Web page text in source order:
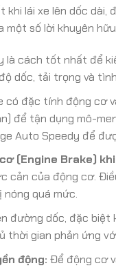
lái xe lên dốc
một số lời khuyên
là cách tốt nhất để
dốc, tải trọng và
có đặc tính động cơ
để tận dụng mô-
Auto Speedy để
(Engine Brake)
cản của động cơ.
quá mức.
đường dốc, đặc biệt
gian phản ứng
động: Để động cơ